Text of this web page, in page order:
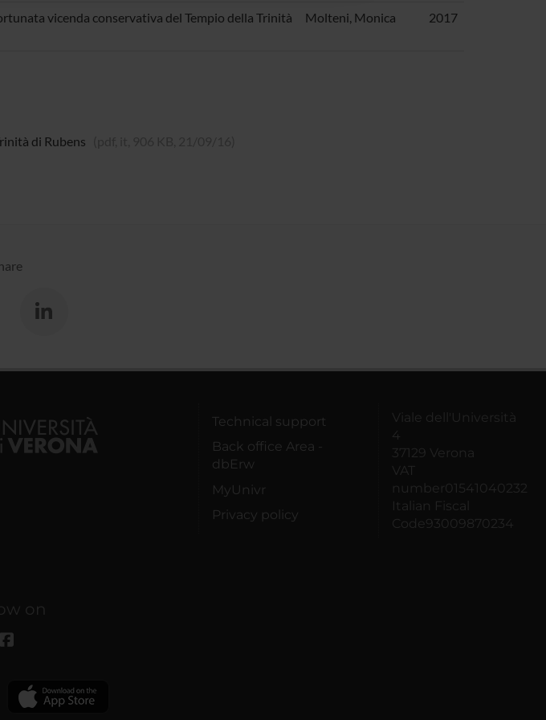
vicenda conservativa del Tempio della Trinità
Molteni, Monica 2017
di Rubens
Technical support
Back office Area -
dbErw
MyUnivr
Privacy policy
Viale dell'Università
4
37129 Verona
VAT
number01541040232
Italian Fiscal
Code93009870234
on